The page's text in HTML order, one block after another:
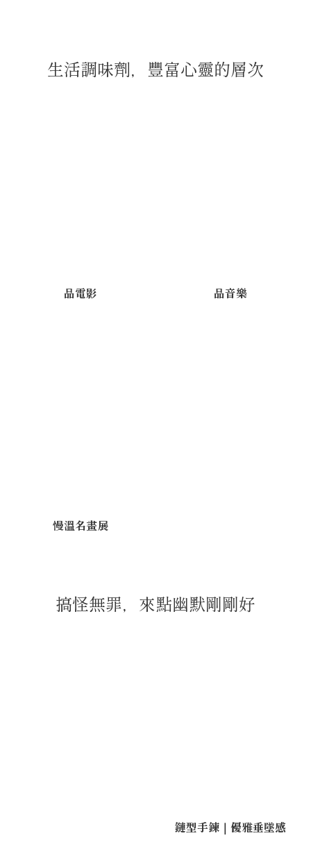
生活調味劑，豐富心靈的層次
品電影 品音樂
慢溫名畫展
搞怪無罪，來點幽默剛剛好
鏈型手鍊｜優雅垂墜感